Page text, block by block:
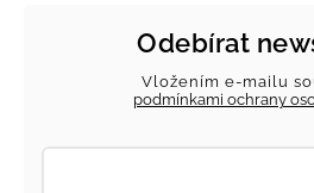
Odebírat
Vložením e-mailu
podmínkami ochrany